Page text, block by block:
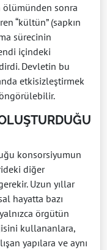
ölümünden sonra
“kültün” (sapkın
sürecinin
içindeki
Devletin bu
etkisizleştirmek
konsorsiyumun
diğer
Uzun yıllar
hayatta bazı
örgütün
kullananlara,
yapılara ve aynı